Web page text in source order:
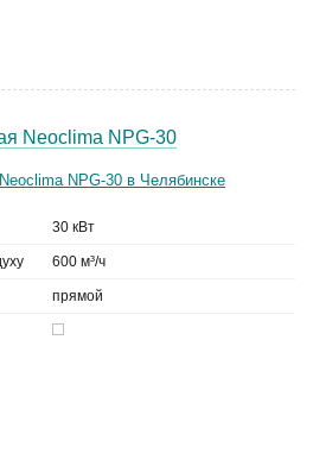
Neoclima NPG-30
30 кВт
600 м³/ч
прямой